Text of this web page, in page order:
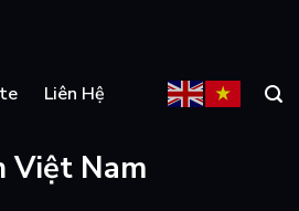
Liên Hệ
Việt Nam